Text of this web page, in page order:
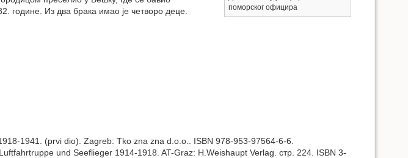
поморског официра
године. Из два брака имао је четворо деце.
1941. (prvi dio). Zagreb: Tko zna zna d.o.o.. ISBN 978-953-97564-6-6.
und Seeflieger 1914-1918. AT-Graz: H.Weishaupt Verlag. стр. 224. ISBN 3-